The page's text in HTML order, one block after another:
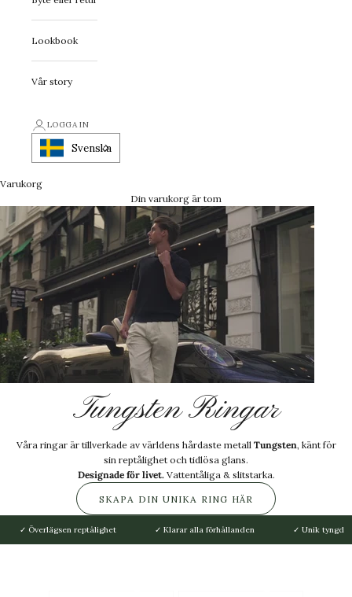
Lookbook
Vår story
LOGGA IN
Svenska
Varukorg
Din varukorg är tom
Tungsten Ringar
Våra ringar är tillverkade av världens hårdaste metall Tungsten, känt för
sin reptålighet och tidlösa glans.
Designade för livet.Vattentåliga & slitstarka.
SKAPA DIN UNIKA RING HÄR
✓ Överlägsen reptålighet ✓ Klarar alla förhållanden ✓ Unik tyngd